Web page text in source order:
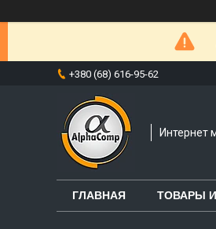
+380 (68) 616-95-62
Интернет
ГЛАВНАЯ ТОВАРЫ